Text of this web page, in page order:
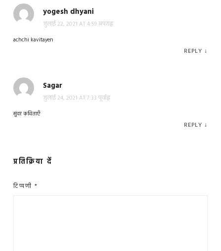
yogesh dhyani
जुलाई 22, 2021 AT 4:59 अपराह्न
achchi kavitayen
REPLY ↓
Sagar
जुलाई 24, 2021 AT 7:33 पूर्वाह्न
सुंदर कविताएँ
REPLY ↓
प्रतिक्रिया दें
टिप्पणी *